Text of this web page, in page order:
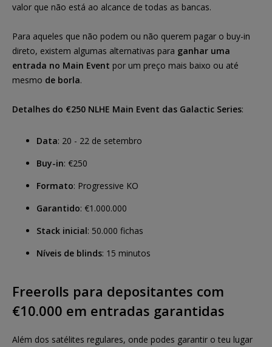
valor que não está ao alcance de todas as bancas.
Para aqueles que não podem ou não querem pagar o buy-in
direto, existem algumas alternativas para ganhar uma
entrada no Main Event por um preço mais baixo ou até
mesmo de borla.
Detalhes do €250 NLHE Main Event das Galactic Series:
Data: 20 - 22 de setembro
Buy-in: €250
Formato: Progressive KO
Garantido: €1.000.000
Stack inicial: 50.000 fichas
Níveis de blinds: 15 minutos
Freerolls para depositantes com
€10.000 em entradas garantidas
Além dos satélites regulares, onde podes garantir o teu lugar